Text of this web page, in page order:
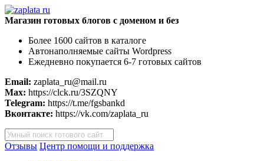
Магазин готовых блогов с доменом и без
Более 1600 сайтов в каталоге
Автонаполняемые сайты Wordpress
Ежедневно покупается 6-7 готовых сайтов
Email: zaplata_ru@mail.ru
Max: https://clck.ru/3SZQNY
Telegram: https://t.me/fgsbankd
Вконтакте: https://vk.com/zaplata_ru
Поиск
товаров
Отзывы Центр помощи и поддержка